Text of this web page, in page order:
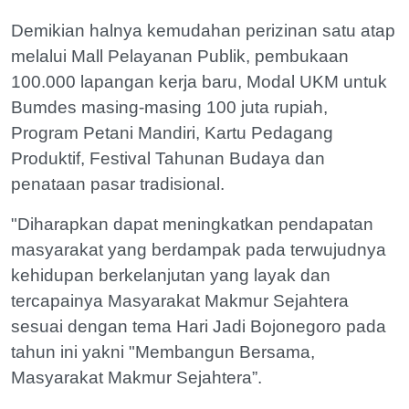
Demikian halnya kemudahan perizinan satu atap
melalui Mall Pelayanan Publik, pembukaan
100.000 lapangan kerja baru, Modal UKM untuk
Bumdes masing-masing 100 juta rupiah,
Program Petani Mandiri, Kartu Pedagang
Produktif, Festival Tahunan Budaya dan
penataan pasar tradisional.
"Diharapkan dapat meningkatkan pendapatan
masyarakat yang berdampak pada terwujudnya
kehidupan berkelanjutan yang layak dan
tercapainya Masyarakat Makmur Sejahtera
sesuai dengan tema Hari Jadi Bojonegoro pada
tahun ini yakni "Membangun Bersama,
Masyarakat Makmur Sejahtera”.